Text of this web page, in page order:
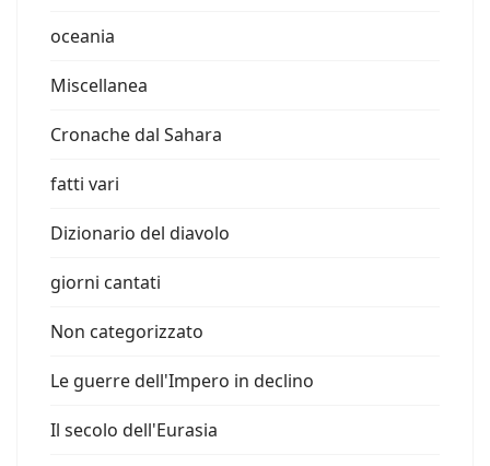
oceania
Miscellanea
Cronache dal Sahara
fatti vari
Dizionario del diavolo
giorni cantati
Non categorizzato
Le guerre dell'Impero in declino
Il secolo dell'Eurasia